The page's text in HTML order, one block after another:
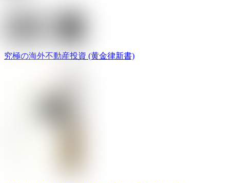
究極の海外不動産投資 (黄金律新書)